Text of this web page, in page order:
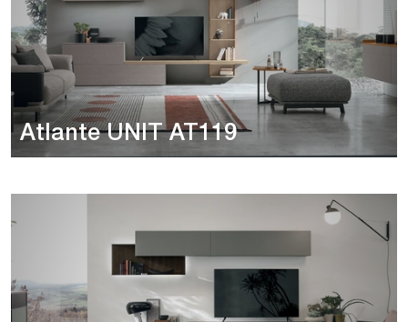
Atlante UNIT AT119